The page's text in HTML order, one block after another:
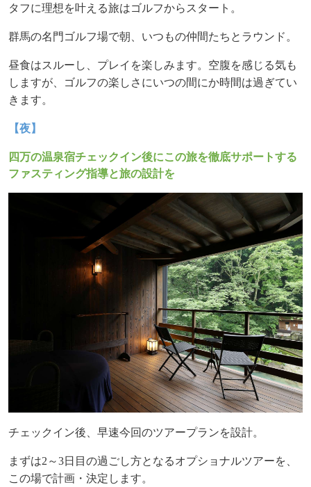
タフに理想を叶える旅はゴルフからスタート。
群馬の名門ゴルフ場で朝、いつもの仲間たちとラウンド。
昼食はスルーし、プレイを楽しみます。空腹を感じる気も
しますが、ゴルフの楽しさにいつの間にか時間は過ぎてい
きます。
【夜】
四万の温泉宿チェックイン後にこの旅を徹底サポートする
ファスティング指導と旅の設計を
チェックイン後、早速今回のツアープランを設計。
まずは2～3日目の過ごし方となるオプショナルツアーを、
この場で計画・決定します。